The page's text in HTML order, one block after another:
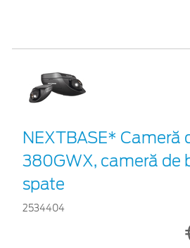
NEXTBASE* Cameră
380GWX, cameră de
spate
2534404